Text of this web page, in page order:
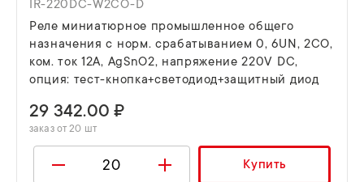
IR-220DC-W2CO-D
Реле миниатюрное промышленное общего
назначения c норм. срабатыванием 0, 6UN, 2CO,
ком. ток 12А, AgSnO2, напряжение 220V DC,
опция: тест-кнопка+светодиод+защитный диод
29 342.00 ₽
заказ от 20 шт
Купить